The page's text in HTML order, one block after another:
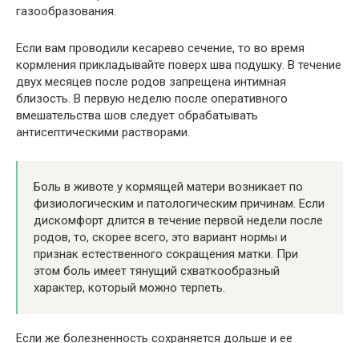
газообразования.
Если вам проводили кесарево сечение, то во время
кормления прикладывайте поверх шва подушку. В течение
двух месяцев после родов запрещена интимная
близость. В первую неделю после оперативного
вмешательства шов следует обрабатывать
антисептическими растворами.
Боль в животе у кормящей матери возникает по
физиологическим и патологическим причинам. Если
дискомфорт длится в течение первой недели после
родов, то, скорее всего, это вариант нормы и
признак естественного сокращения матки. При
этом боль имеет тянущий схваткообразный
характер, который можно терпеть.
Если же болезненность сохраняется дольше и ее